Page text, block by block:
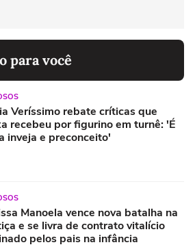
para você
Veríssimo rebate críticas que
recebeu por figurino em turnê: 'É
inveja e preconceito'
Manoela vence nova batalha na
e se livra de contrato vitalício
pelos pais na infância